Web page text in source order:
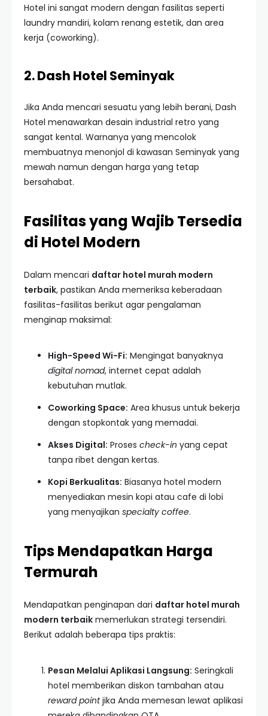
Hotel ini sangat modern dengan fasilitas seperti
laundry mandiri, kolam renang estetik, dan area
kerja (coworking).
2. Dash Hotel Seminyak
Jika Anda mencari sesuatu yang lebih berani, Dash
Hotel menawarkan desain industrial retro yang
sangat kental. Warnanya yang mencolok
membuatnya menonjol di kawasan Seminyak yang
mewah namun dengan harga yang tetap
bersahabat.
Fasilitas yang Wajib Tersedia
di Hotel Modern
Dalam mencari daftar hotel murah modern
terbaik, pastikan Anda memeriksa keberadaan
fasilitas-fasilitas berikut agar pengalaman
menginap maksimal:
High-Speed Wi-Fi: Mengingat banyaknya
digital nomad, internet cepat adalah
kebutuhan mutlak.
Coworking Space: Area khusus untuk bekerja
dengan stopkontak yang memadai.
Akses Digital: Proses check-in yang cepat
tanpa ribet dengan kertas.
Kopi Berkualitas: Biasanya hotel modern
menyediakan mesin kopi atau cafe di lobi
yang menyajikan specialty coffee.
Tips Mendapatkan Harga
Termurah
Mendapatkan penginapan dari daftar hotel murah
modern terbaik memerlukan strategi tersendiri.
Berikut adalah beberapa tips praktis:
Pesan Melalui Aplikasi Langsung: Seringkali
hotel memberikan diskon tambahan atau
reward pointjika Anda memesan lewat aplikasi